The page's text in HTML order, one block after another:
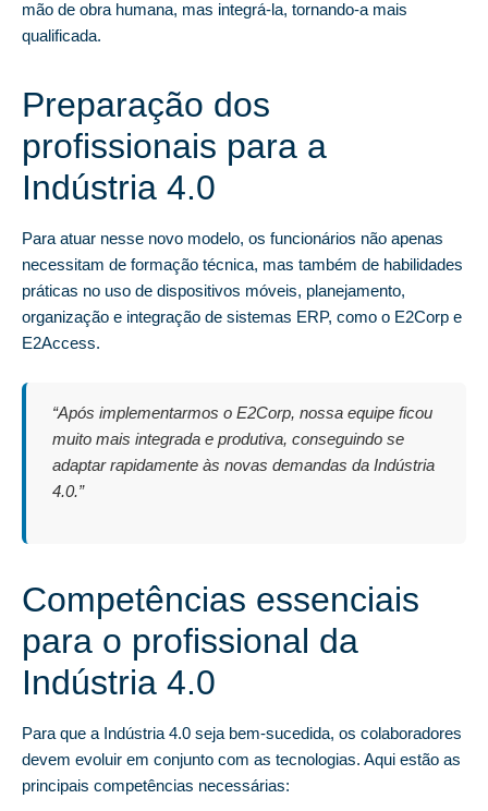
mão de obra humana, mas integrá-la, tornando-a mais
qualificada.
Preparação dos
profissionais para a
Indústria 4.0
Para atuar nesse novo modelo, os funcionários não apenas
necessitam de formação técnica, mas também de habilidades
práticas no uso de dispositivos móveis, planejamento,
organização e integração de sistemas ERP, como o E2Corp e
E2Access.
“Após implementarmos o E2Corp, nossa equipe ficou
muito mais integrada e produtiva, conseguindo se
adaptar rapidamente às novas demandas da Indústria
4.0.”
Competências essenciais
para o profissional da
Indústria 4.0
Para que a Indústria 4.0 seja bem-sucedida, os colaboradores
devem evoluir em conjunto com as tecnologias. Aqui estão as
principais competências necessárias: